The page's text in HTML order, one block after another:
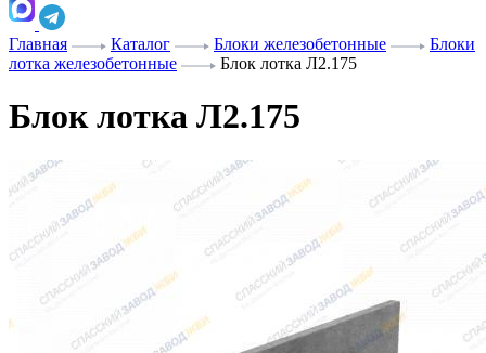
Главная Каталог Блоки железобетонные
Блоки
лотка железобетонные
Блок лотка Л2.175
Блок лотка Л2.175